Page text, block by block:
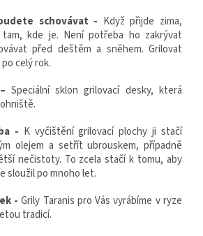
schovávat - Když přijde zima,
kde je. Není potřeba ho zakrývat
před deštěm a sněhem. Grilovat
celý rok.
Speciální sklon grilovací desky, která
- K vyčištění grilovací plochy ji stačí
olejem a setřít ubrouskem, případně
nečistoty. To zcela stačí k tomu, aby
sloužil po mnoho let.
-Grily Taranis pro Vás vyrábíme v ryze
tradicí.